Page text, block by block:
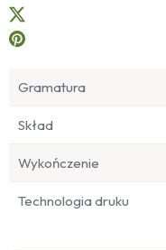
Gramatura
Skład
Wykończenie
Technologia druku